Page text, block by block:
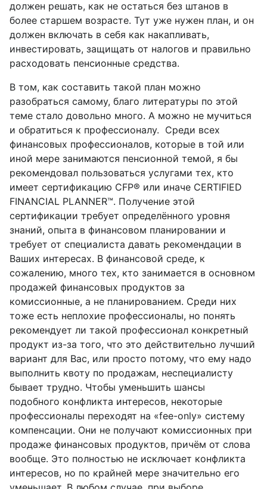
должен решать, как не остаться без штанов в
более старшем возрасте. Тут уже нужен план, и он
должен включать в себя как накапливать,
инвестировать, защищать от налогов и правильно
расходовать пенсионные средства.
В том, как составить такой план можно
разобраться самому, благо литературы по этой
теме стало довольно много. А можно не мучиться
и обратиться к профессионалу. Среди всех
финансовых профессионалов, которые в той или
иной мере занимаются пенсионной темой, я бы
рекомендовал пользоваться услугами тех, кто
имеет сертификацию CFP® или иначе CERTIFIED
FINANCIAL PLANNER™. Получение этой
сертификации требует определённого уровня
знаний, опыта в финансовом планировании и
требует от специалиста давать рекомендации в
Ваших интересах. В финансовой среде, к
сожалению, много тех, кто занимается в основном
продажей финансовых продуктов за
комиссионные, а не планированием. Среди них
тоже есть неплохие профессионалы, но понять
рекомендует ли такой профессионал конкретный
продукт из-за того, что это действительно лучший
вариант для Вас, или просто потому, что ему надо
выполнить квоту по продажам, неспециалисту
бывает трудно. Чтобы уменьшить шансы
подобного конфликта интересов, некоторые
профессионалы переходят на «fee-only» систему
компенсации. Они не получают комиссионных при
продаже финансовых продуктов, причём от слова
вообще. Это полностью не исключает конфликта
интересов, но по крайней мере значительно его